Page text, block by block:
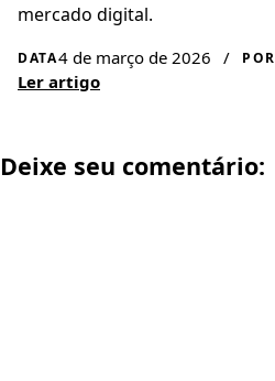
mercado digital.
DATA4 de março de 2026 / POR
Ler artigo
Deixe seu comentário: